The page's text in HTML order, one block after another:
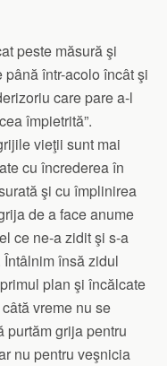
peste măsură şi
într-acolo încât şi
care pare a-l
împietrită”.
vieţii sunt mai
cu încrederea în
şi cu împlinirea
de a face anume
ce ne-a zidit şi s-a
însă zidul
plan şi încălcate
vreme nu se
purtăm grija pentru
nu pentru veşnicia